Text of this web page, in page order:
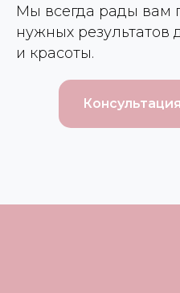
Мы всегда рады вам
нужных результатов
и красоты.